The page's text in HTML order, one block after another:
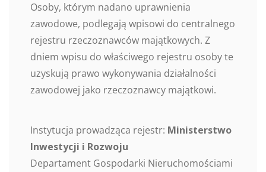
Osoby, którym nadano uprawnienia
zawodowe, podlegają wpisowi do centralnego
rejestru rzeczoznawców majątkowych. Z
dniem wpisu do właściwego rejestru osoby te
uzyskują prawo wykonywania działalności
zawodowej jako rzeczoznawcy majątkowi.
Instytucja prowadząca rejestr: Ministerstwo
Inwestycji i Rozwoju
Departament Gospodarki Nieruchomościami